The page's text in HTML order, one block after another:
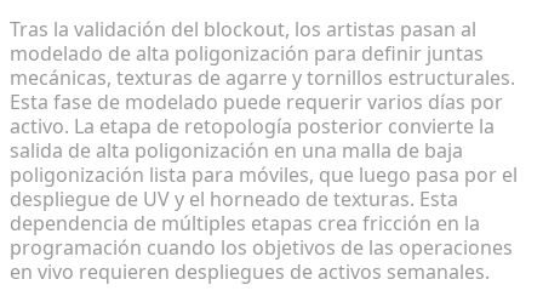
Tras la validación del blockout, los artistas pasan al
modelado de alta poligonización para definir juntas
mecánicas, texturas de agarre y tornillos estructurales.
Esta fase de modelado puede requerir varios días por
activo. La etapa de retopología posterior convierte la
salida de alta poligonización en una malla de baja
poligonización lista para móviles, que luego pasa por el
despliegue de UV y el horneado de texturas. Esta
dependencia de múltiples etapas crea fricción en la
programación cuando los objetivos de las operaciones
en vivo requieren despliegues de activos semanales.